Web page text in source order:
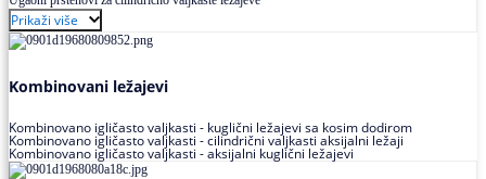
Prikaži više
Kombinovani ležajevi
Kombinovano igličasto valjkasti - kuglični ležajevi sa kosim dodirom
Kombinovano igličasto valjkasti - cilindrični valjkasti aksijalni ležaji
Kombinovano igličasto valjkasti - aksijalni kuglični ležajevi